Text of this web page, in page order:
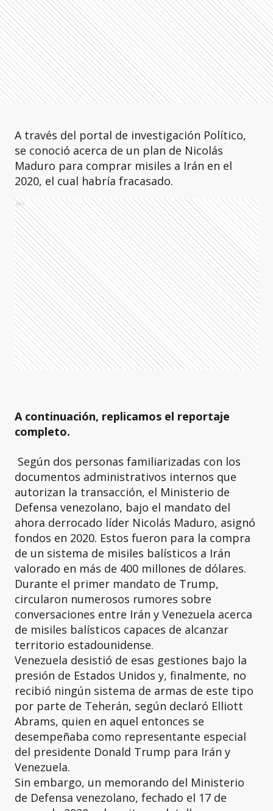
A través del portal de investigación Político,
se conoció acerca de un plan de Nicolás
Maduro para comprar misiles a Irán en el
2020, el cual habría fracasado.
Ads
A continuación, replicamos el reportaje
completo.
Según dos personas familiarizadas con los
documentos administrativos internos que
autorizan la transacción, el Ministerio de
Defensa venezolano, bajo el mandato del
ahora derrocado líder Nicolás Maduro, asignó
fondos en 2020. Estos fueron para la compra
de un sistema de misiles balísticos a Irán
valorado en más de 400 millones de dólares.
Durante el primer mandato de Trump,
circularon numerosos rumores sobre
conversaciones entre Irán y Venezuela acerca
de misiles balísticos capaces de alcanzar
territorio estadounidense.
Venezuela desistió de esas gestiones bajo la
presión de Estados Unidos y, finalmente, no
recibió ningún sistema de armas de este tipo
por parte de Teherán, según declaró Elliott
Abrams, quien en aquel entonces se
desempeñaba como representante especial
del presidente Donald Trump para Irán y
Venezuela.
Sin embargo, un memorando del Ministerio
de Defensa venezolano, fechado el 17 de